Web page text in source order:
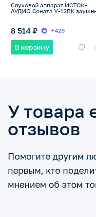
Слуховой аппарат ИСТОК-
АУДИО Соната У-12ВК
8 514 ₽ +426
В корзину
У товара
отзывов
Помогите другим
первым, кто
мнением об этом